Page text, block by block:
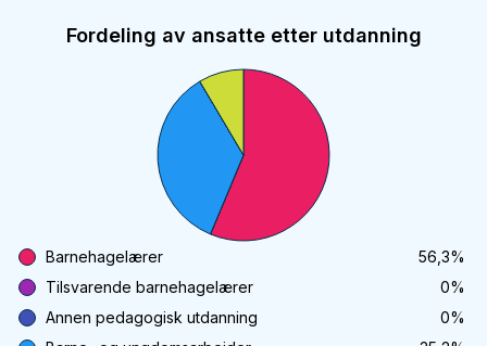
Fordeling av ansatte etter utdanning
Barnehagelærer 56,3%
Tilsvarende barnehagelærer
0%
Annen pedagogisk utdanning
0%